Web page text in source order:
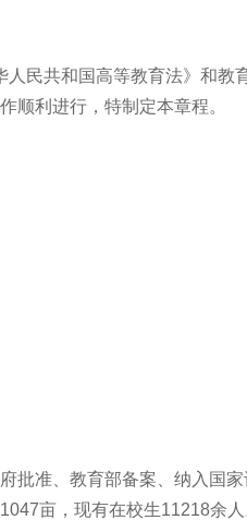
民共和国高等教育法》和教
顺利进行，特制定本章程。
批准、教育部备案、纳入国
亩，现有在校生11218余